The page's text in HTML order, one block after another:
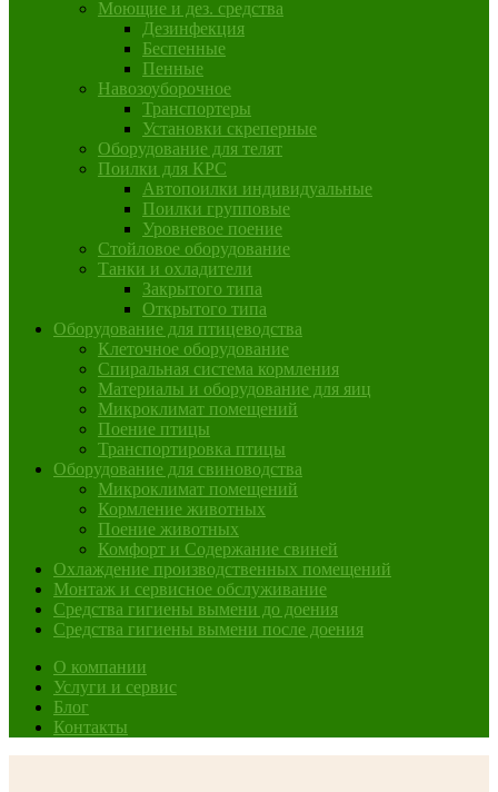
Моющие и дез. средства
Дезинфекция
Беспенные
Пенные
Навозоуборочное
Транспортеры
Установки скреперные
Оборудование для телят
Поилки для КРС
Автопоилки индивидуальные
Поилки групповые
Уровневое поение
Стойловое оборудование
Танки и охладители
Закрытого типа
Открытого типа
Оборудование для птицеводства
Клеточное оборудование
Спиральная система кормления
Материалы и оборудование для яиц
Микроклимат помещений
Поение птицы
Транспортировка птицы
Оборудование для свиноводства
Микроклимат помещений
Кормление животных
Поение животных
Комфорт и Содержание свиней
Охлаждение производственных помещений
Монтаж и сервисное обслуживание
Средства гигиены вымени до доения
Средства гигиены вымени после доения
О компании
Услуги и сервис
Блог
Контакты